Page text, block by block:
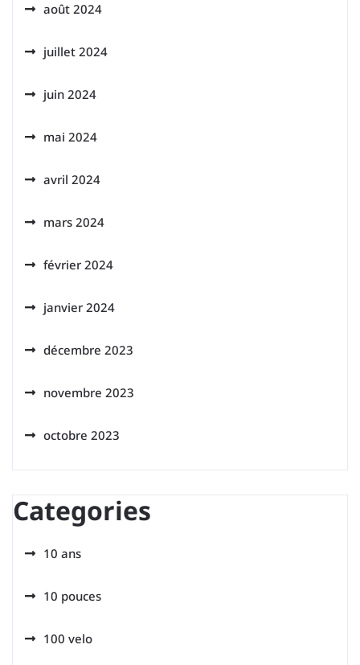
août 2024
juillet 2024
juin 2024
mai 2024
avril 2024
mars 2024
février 2024
janvier 2024
décembre 2023
novembre 2023
octobre 2023
Categories
10 ans
10 pouces
100 velo